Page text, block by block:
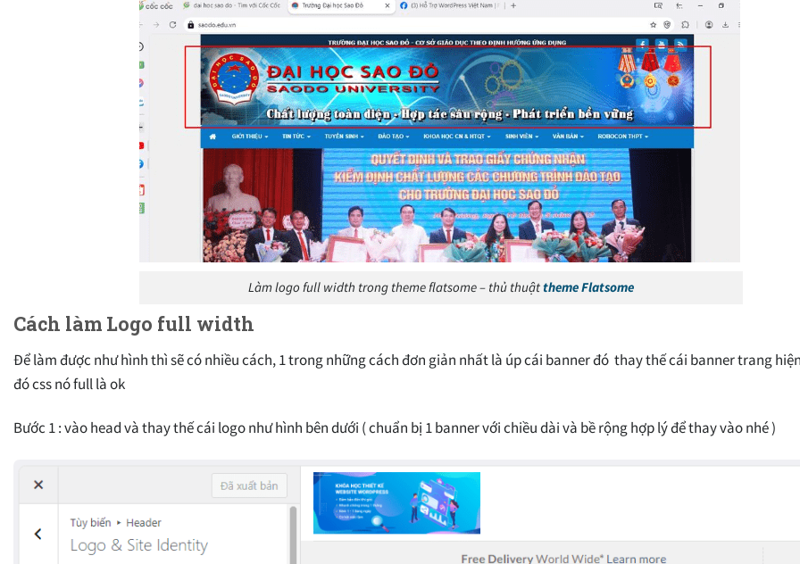
Làm logo full width trong theme flatsome – thủ thuậttheme Flatsome
Cách làm Logo full width
Để làm được như hình thì sẽ có nhiều cách, 1 trong những cách đơn giản nhất là úp cái banner đó thay thế cái banner trang
đó css nó full là ok
Bước 1 : vào head và thay thế cái logo như hình bên dưới ( chuẩn bị 1 banner với chiều dài và bề rộng hợp lý để thay vào nhé )